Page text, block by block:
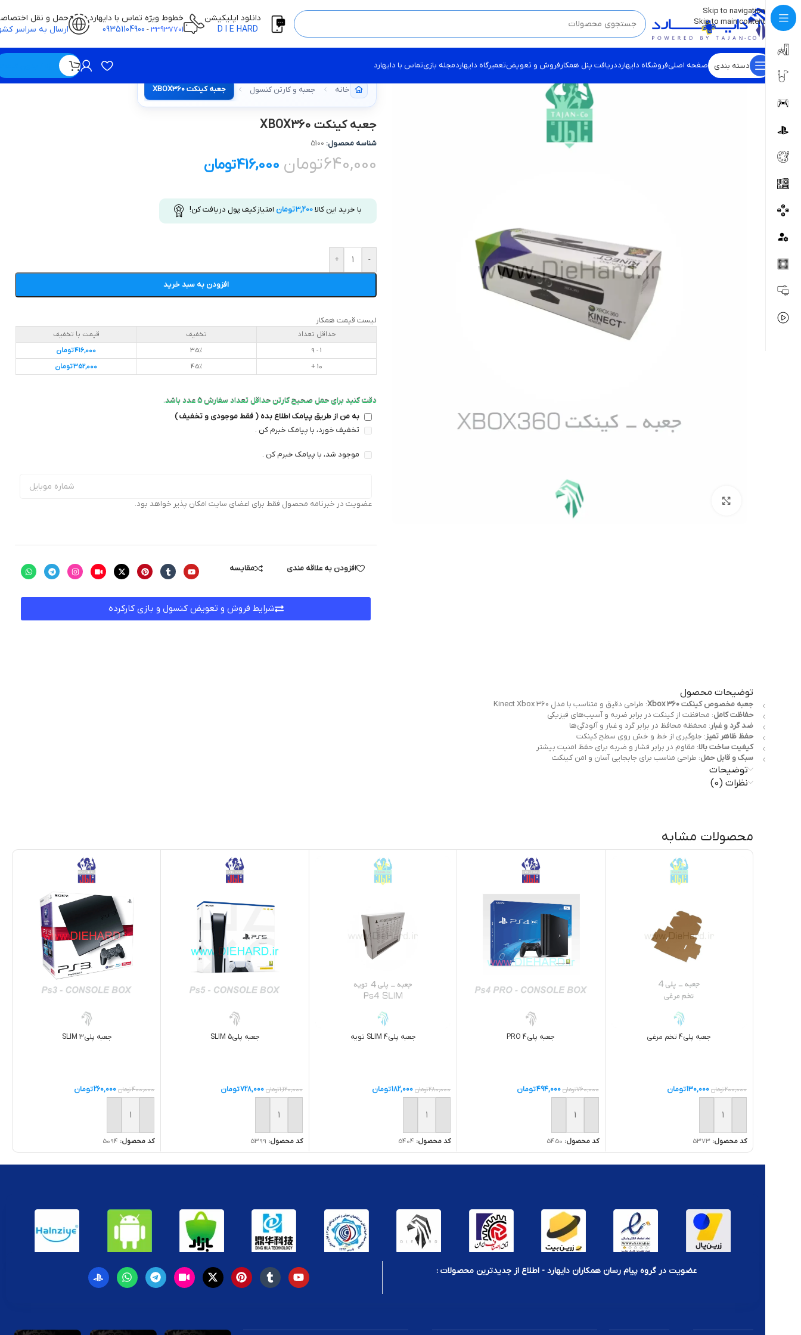
Skip to navigation
Skip to main content
💡برچسب و اسکین کنسول ها بروز شد . . . اینجا کیک کن !
دانلود اپلیکیشن
خطوط ویژه تماس با دایهارد
33937701
-
09351104900
حمل و نقل
ارسال به سراسر
دسته بندی صفحه اصلیفروشگاه دایهارددریافت پنل همکارفروش و تعویضتعمیرگاه دایهاردمجله بازیتماس با دایهارد
خانه جعبه و کارتن کنسول جعبه کینکت XBOX360
جعبه کینکت XBOX360
شناسه محصول: 5100
640,000تومان 416,000تومان
با خرید این کالا3,200تومان امتیاز کیف پول دریافت کن!
-
+
افزودن به سبد خرید
لیست قیمت همکار
حداقل تعداد تخفیف
قیمت با تخفیف
1 - 9
35%
416,000تومان
10 +
45%
352,000تومان
دقت کنید برای حمل صحیح کارتن حداقل تعداد سفارش 5 عدد باشد.
به من از طریق پیامک اطلاع بده ( فقط موجودی و تخفیف )
تخفیف خورد، با پیامک خبرم کن .
موجود شد، با پیامک خبرم کن .
عضویت در خبرنامه محصول فقط برای اعضای سایت امکان پذیر خواهد بود.
مقایسه افزودن به علاقه مندی
شرایط فروش و تعویض کنسول و بازی کارکرده
توضیحات محصول
جعبه مخصوص کینکت Xbox 360
: طراحی دقیق و متناسب با مدل Kinect Xbox 360
حفاظت کامل: محافظت از کینکت در برابر ضربه و آسیب‌های فیزیکی
ضد گرد و غبار: محفظه محافظ در برابر گرد و غبار و آلودگی‌ها
حفظ ظاهر تمیز: جلوگیری از خط و خش روی سطح کینکت
کیفیت ساخت بالا: مقاوم در برابر فشار و ضربه برای حفظ امنیت بیشتر
سبک و قابل حمل: طراحی مناسب برای جابجایی آسان و امن کینکت
توضیحات
نظرات (0)
محصولات مشابه
جعبه پلي4 تخم مرغي
200,000تومان 130,000تومان
افزودن به سبد خرید
کد محصول: 5373
جعبه پلي4 PRO
760,000تومان 494,000تومان
افزودن به سبد خرید
کد محصول: 5450
جعبه پلي4 SLIM تويه
280,000تومان 182,000تومان
افزودن به سبد خرید
کد محصول: 5404
جعبه پلی5 SLIM
1,120,000تومان 728,000تومان
افزودن به سبد خرید
کد محصول: 5399
جعبه پلي3 SLIM
400,000تومان 260,000تومان
افزودن به سبد خرید
کد محصول: 5094
عضویت در گروه پیام رسان همکاران دایهارد - اطلاع از جدیدترین محصولات :